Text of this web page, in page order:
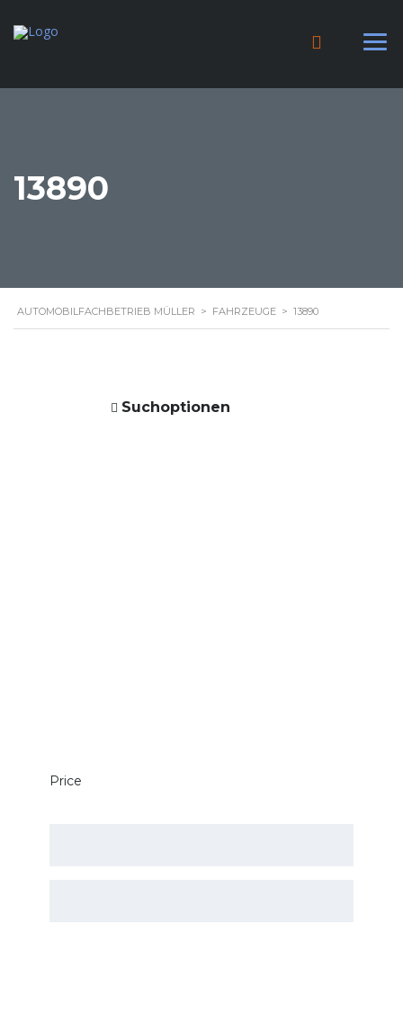
13890
AUTOMOBILFACHBETRIEB MÜLLER > FAHRZEUGE > 13890
Suchoptionen
Price